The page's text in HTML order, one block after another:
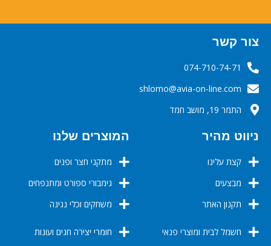
צור קשר
074-710-74-71
‬‬‬shlomo@avia-on-line.com‬
התמר 19, מושב חמד
ניווט מהיר
קצת עלינו
מבצעים
תקנון האתר
המוצרים שלנו
מתקני חצר ופנים
גימבורי ספורט ומתנפחים
משחקים וכלי נגינה
חשמל לבית ומוצרי פנאי
חומרי יצירה חגים ועונות